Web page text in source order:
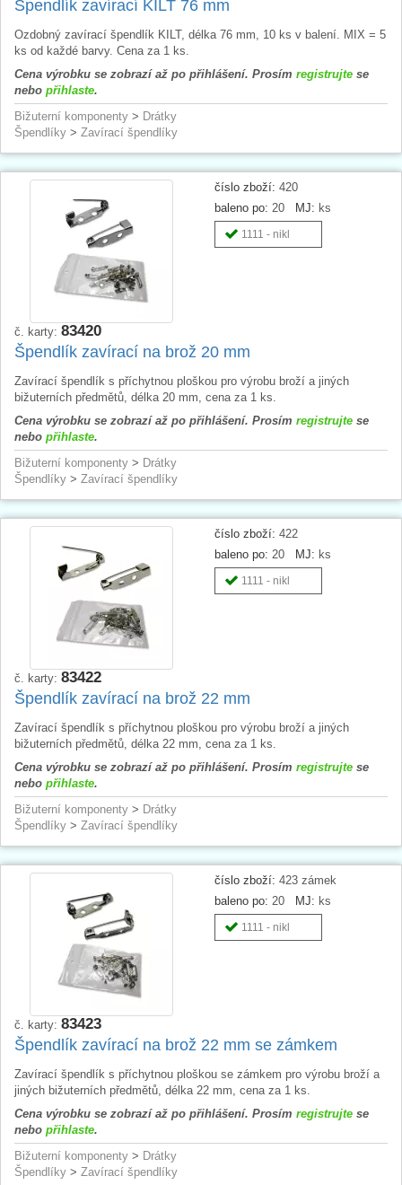
Špendlík zavírací KILT 76 mm
Ozdobný zavírací špendlík KILT, délka 76 mm, 10 ks v balení. MIX = 5
ks od každé barvy. Cena za 1 ks.
Cena výrobku se zobrazí až po přihlášení. Prosím registrujte se
nebo přihlaste.
Bižuterní komponenty > Drátky
Špendlíky > Zavírací špendlíky
číslo zboží: 420
baleno po: 20 MJ: ks
1111 - nikl
č. karty: 83420
Špendlík zavírací na brož 20 mm
Zavírací špendlík s příchytnou ploškou pro výrobu broží a jiných
bižuterních předmětů, délka 20 mm, cena za 1 ks.
Cena výrobku se zobrazí až po přihlášení. Prosím registrujte se
nebo přihlaste.
Bižuterní komponenty > Drátky
Špendlíky > Zavírací špendlíky
číslo zboží: 422
baleno po: 20 MJ: ks
1111 - nikl
č. karty: 83422
Špendlík zavírací na brož 22 mm
Zavírací špendlík s příchytnou ploškou pro výrobu broží a jiných
bižuterních předmětů, délka 22 mm, cena za 1 ks.
Cena výrobku se zobrazí až po přihlášení. Prosím registrujte se
nebo přihlaste.
Bižuterní komponenty > Drátky
Špendlíky > Zavírací špendlíky
číslo zboží: 423 zámek
baleno po: 20 MJ: ks
1111 - nikl
č. karty: 83423
Špendlík zavírací na brož 22 mm se zámkem
Zavírací špendlík s příchytnou ploškou se zámkem pro výrobu broží a
jiných bižuterních předmětů, délka 22 mm, cena za 1 ks.
Cena výrobku se zobrazí až po přihlášení. Prosím registrujte se
nebo přihlaste.
Bižuterní komponenty > Drátky
Špendlíky > Zavírací špendlíky